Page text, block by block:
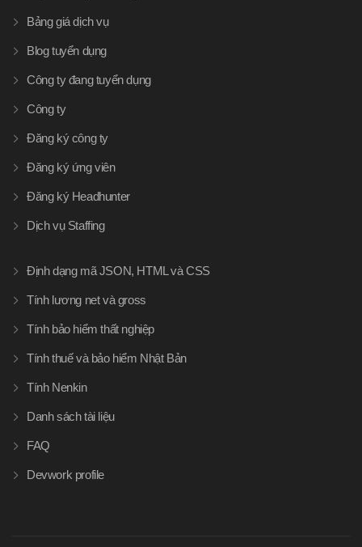
Bảng giá dịch vụ
Blog tuyển dụng
Công ty đang tuyển dụng
Công ty
Đăng ký công ty
Đăng ký ứng viên
Đăng ký Headhunter
Dịch vụ Staffing
Định dạng mã JSON, HTML và CSS
Tính lương net và gross
Tính bảo hiểm thất nghiệp
Tính thuế và bảo hiểm Nhật Bản
Tính Nenkin
Danh sách tài liệu
FAQ
Devwork profile